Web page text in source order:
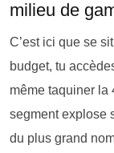
milieu de
C’est ici que se
budget, tu
même taquiner la
segment explose
du plus grand